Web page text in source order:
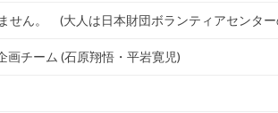
せん。 (大人は日本財団ボランティアセンタ
画チーム (石原翔悟・平岩寛児)